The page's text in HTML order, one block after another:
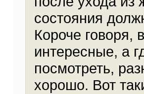
состояния
Короче говоря,
интересные, а
посмотреть,
хорошо. Вот